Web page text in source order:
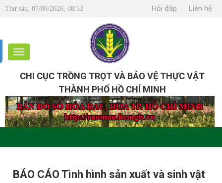
Thứ sáu, 07/08/2026, 08:52 Hỏi đáp Liên hệ
CHI CỤC TRỒNG TRỌT VÀ BẢO VỆ THỰC VẬT
THÀNH PHỐ HỒ CHÍ MINH
BÁO CÁO Tình hình sản xuất và sinh vật